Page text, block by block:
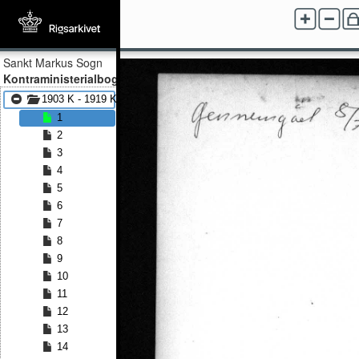
Sankt Markus Sogn
Kontraministerialbog
1903 K - 1919 K
1
2
3
4
5
6
7
8
9
10
11
12
13
14